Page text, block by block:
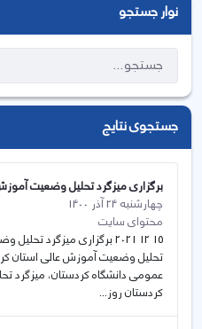
نوار جستجو
جستجوی نتایج
برگزاری میزگرد تحلیل وضعیت
چهارشنبه 24 آذر 1400
محتوای سایت
15 12 2021 برگزاری میزگرد
تحلیل وضعیت آموزش عالی استان
عمومی دانشگاه کردستان، میزگرد
کردستان روز...